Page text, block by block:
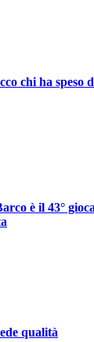
chi ha speso
è il 43°
qualità